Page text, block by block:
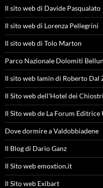
Il sito web di Davide Pasqualato
Il sito web di Lorenza Pellegrini
Il sito web di Tolo Marton
Parco Nazionale Dolomiti
Il sito web Iamin di Roberto Dal
Il Sito web dell'Hotel dei Chiostri
Il Sito web de La Forum
Dove dormire a Valdobbiadene
Il Blog di Dario Ganz
Il Sito web emoxtion.it
Il Sito web Exibart